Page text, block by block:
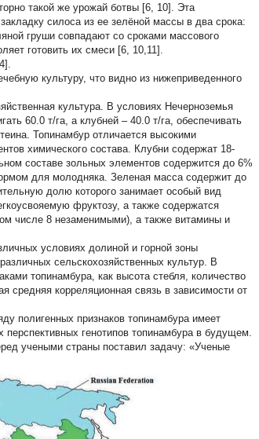
такой же урожай ботвы [6, 10]. Эта
силоса из ее зелёной массы в два срока:
груши совпадают со сроками массового
готовить их смеси [6, 10,11].
культуру, что видно из нижеприведенного
культура. В условиях Нечерноземья
60.0 т/га, а клубней – 40.0 т/га, обеспечивать
Топинамбур отличается высокими
химического состава. Клубни содержат 18-
составе зольных элементов содержится до 6%
для молодняка. Зеленая масса содержит до
долю которого занимает особый вид
фруктозу, а также содержатся
числе 8 незаменимыми), а также витамины и
условиях долиной и горной зоны
сельскохозяйственных культур. В
топинамбура, как высота стебля, количество
средняя корреляционная связь в зависимости от
полигенных признаков топинамбура имеет
генотипов топинамбура в будущем.
учеными страны поставил задачу: «Ученые